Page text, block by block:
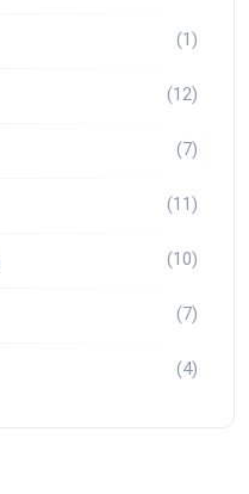
(1)
(12)
(7)
(11)
(10)
(7)
(4)